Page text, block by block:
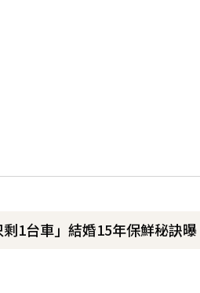
1台車」結婚15年保鮮秘訣曝